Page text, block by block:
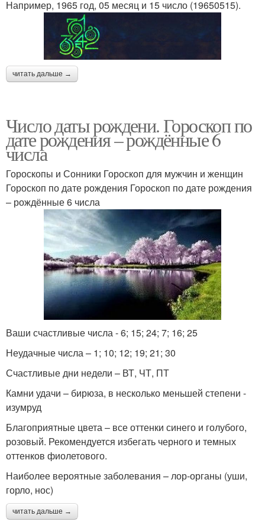
Например, 1965 год, 05 месяц и 15 число (19650515).
читать дальше →
Число даты рождени. Гороскоп по
дате рождения – рождённые 6
числа
Гороскопы и Сонники Гороскоп для мужчин и женщин
Гороскоп по дате рождения Гороскоп по дате рождения
– рождённые 6 числа
Ваши счастливые числа - 6; 15; 24; 7; 16; 25
Неудачные числа – 1; 10; 12; 19; 21; 30
Счастливые дни недели – ВТ, ЧТ, ПТ
Камни удачи – бирюза, в несколько меньшей степени -
изумруд
Благоприятные цвета – все оттенки синего и голубого,
розовый. Рекомендуется избегать черного и темных
оттенков фиолетового.
Наиболее вероятные заболевания – лор-органы (уши,
горло, нос)
читать дальше →